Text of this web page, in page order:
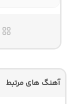
آهنگ های مرتبط